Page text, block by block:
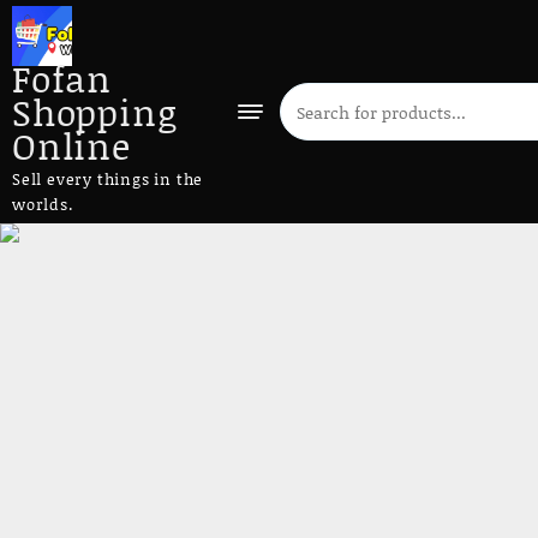
Fofan
Shopping
Online
Sell every things in the
worlds.